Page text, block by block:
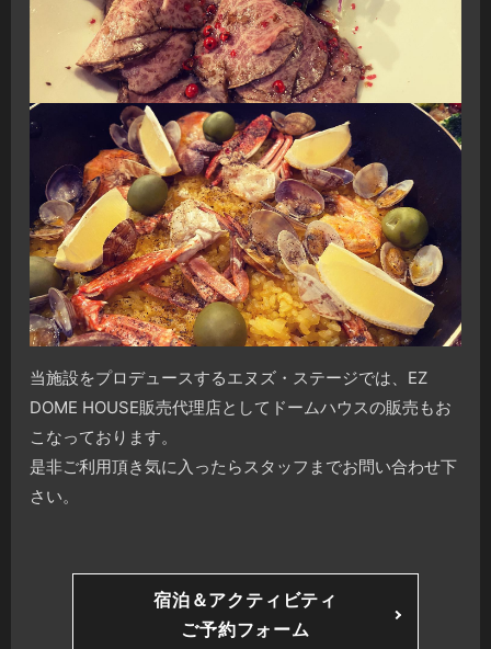
当施設をプロデュースするエヌズ・ステージでは、EZ
DOME HOUSE販売代理店としてドームハウスの販売もお
こなっております。
是非ご利用頂き気に入ったらスタッフまでお問い合わせ下
さい。
宿泊＆アクティビティ
ご予約フォーム